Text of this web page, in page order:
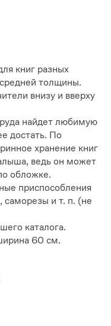
книг разных
толщины.
внизу и вверху
найдет любимую
достать. По
хранение книг
ведь он может
обложке.
приспособления
и т. п. (не
каталога.
60 см.